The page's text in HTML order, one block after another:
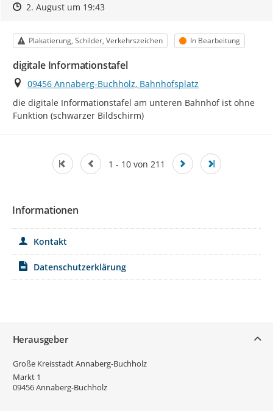
Zeitpunkt des Erstellens
Zeitpunkt des Erstellens
2. August um 19:43Zur Äußerung
Kategorie
Plakatierung, Schilder, Verkehrszeichen Status
In Bearbeitung
digitale Informationstafel
Ort
09456 Annaberg-Buchholz, Bahnhofsplatz
die digitale Informationstafel am unteren Bahnhof ist ohne
Funktion (schwarzer Bildschirm)
1 - 10 von 211
Informationen
Kontakt
Datenschutzerklärung
Herausgeber
Große Kreisstadt Annaberg-Buchholz
Markt 1
09456Annaberg-Buchholz